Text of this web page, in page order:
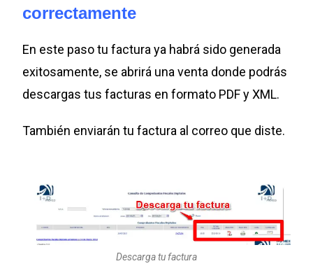
correctamente
En este paso tu factura ya habrá sido generada
exitosamente, se abrirá una venta donde podrás
descargas tus facturas en formato PDF y XML.
También enviarán tu factura al correo que diste.
Descarga tu factura